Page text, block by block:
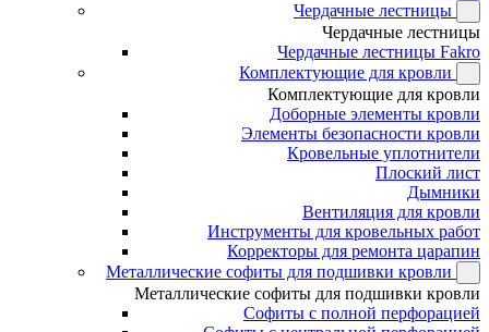
Чердачные лестницы
Чердачные лестницы
Чердачные лестницы Fakro
Комплектующие для кровли
Комплектующие для кровли
Доборные элементы кровли
Элементы безопасности кровли
Кровельные уплотнители
Плоский лист
Дымники
Вентиляция для кровли
Инструменты для кровельных работ
Корректоры для ремонта царапин
Металлические софиты для подшивки кровли
Металлические софиты для подшивки кровли
Софиты с полной перфорацией